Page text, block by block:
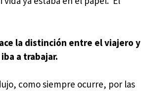
la distinción entre el viajero y
a trabajar.
como siempre ocurre, por las